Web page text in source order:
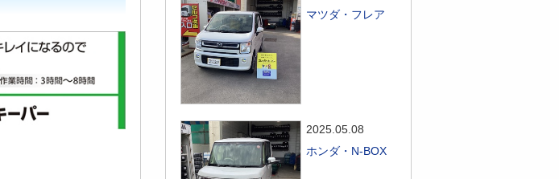
マツダ・フレア
2025.05.08
ホンダ・N-BOX